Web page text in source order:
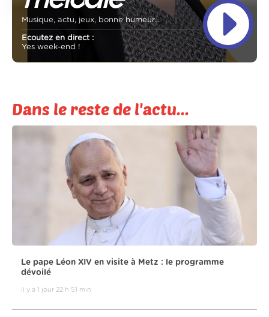
Musique, actu, jeux, bonne humeur...
Ecoutez en direct :
Yes week-end !
Dans le reste de l'actu...
Le pape Léon XIV en visite à Metz : le programme
dévoilé
il y a 1 jour 22 h 51 min